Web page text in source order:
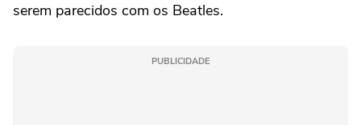
serem parecidos com os Beatles.
PUBLICIDADE